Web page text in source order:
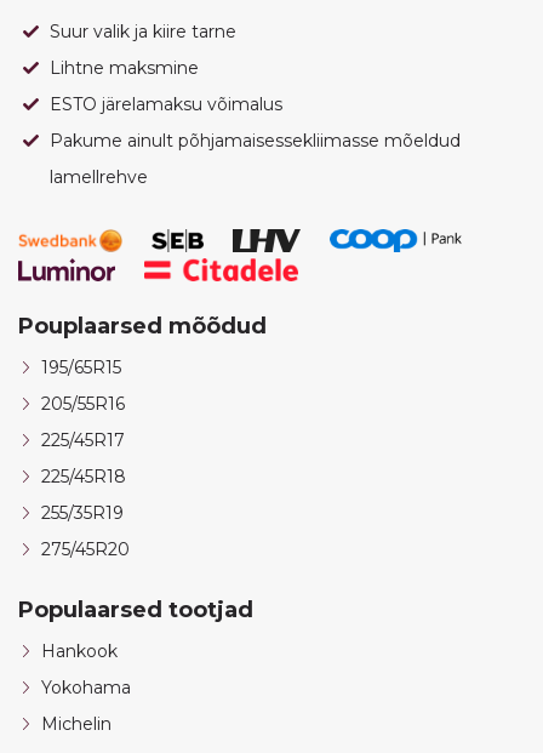
Suur valik ja kiire tarne
Lihtne maksmine
ESTO järelamaksu võimalus
Pakume ainult põhjamaisessekliimasse mõeldud
lamellrehve
Pouplaarsed mõõdud
195/65R15
205/55R16
225/45R17
225/45R18
255/35R19
275/45R20
Populaarsed tootjad
Hankook
Yokohama
Michelin